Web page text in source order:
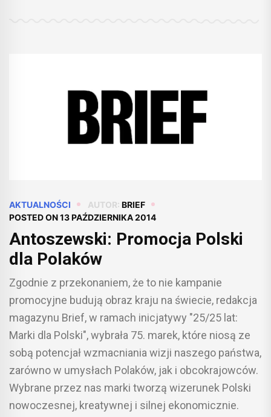
AKTUALNOŚCI AUTOR: BRIEF
POSTED ON13 PAŹDZIERNIKA 2014
Antoszewski: Promocja Polski
dla Polaków
Zgodnie z przekonaniem, że to nie kampanie
promocyjne budują obraz kraju na świecie, redakcja
magazynu Brief, w ramach inicjatywy "25/25 lat:
Marki dla Polski", wybrała 75. marek, które niosą ze
sobą potencjał wzmacniania wizji naszego państwa,
zarówno w umysłach Polaków, jak i obcokrajowców.
Wybrane przez nas marki tworzą wizerunek Polski
nowoczesnej, kreatywnej i silnej ekonomicznie.